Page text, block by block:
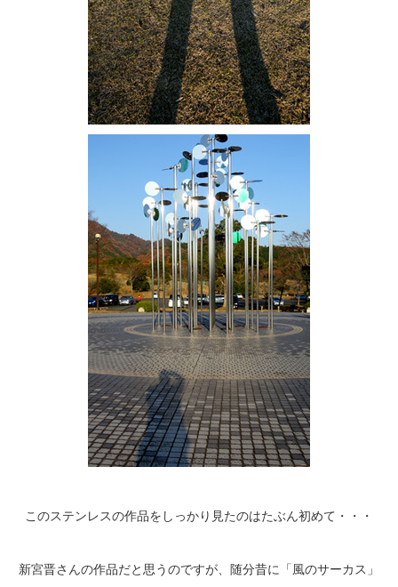
このステンレスの作品をしっかり見たのはたぶん初めて・・・
新宮晋さんの作品だと思うのですが、随分昔に「風のサーカス」